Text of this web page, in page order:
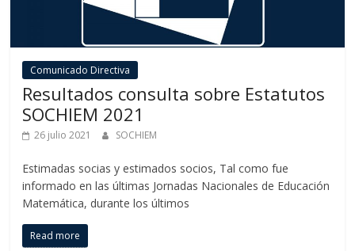
Comunicado Directiva
Resultados consulta sobre Estatutos
SOCHIEM 2021
26 julio 2021 SOCHIEM
Estimadas socias y estimados socios, Tal como fue
informado en las últimas Jornadas Nacionales de Educación
Matemática, durante los últimos
Read more